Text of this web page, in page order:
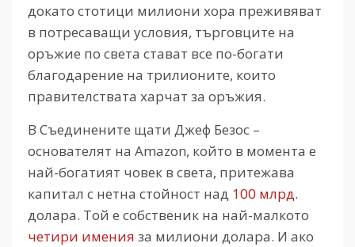
докато стотици милиони хора преживяват
в потресаващи условия, търговците на
оръжие по света стават все по-богати
благодарение на трилионите, които
правителствата харчат за оръжия.
В Съединените щати Джеф Безос –
основателят на Amazon, който в момента е
най-богатият човек в света, притежава
капитал с нетна стойност над 100 млрд.
долара. Той е собственик на най-малкото
четири имения за милиони долара. И ако